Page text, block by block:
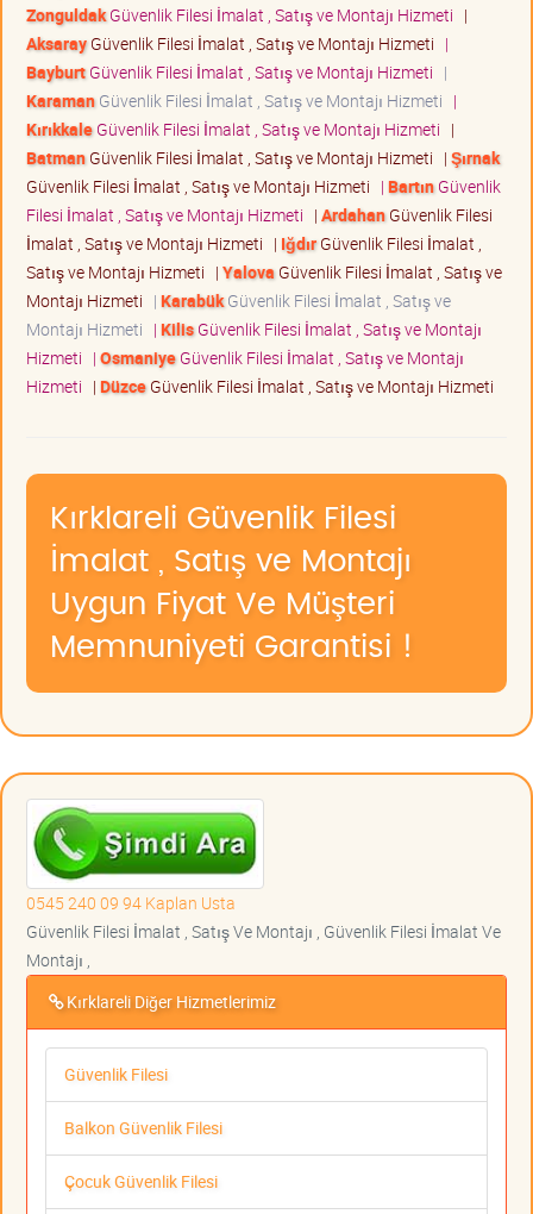
ZonguldakGüvenlik Filesi İmalat , Satış ve Montajı Hizmeti |
AksarayGüvenlik Filesi İmalat , Satış ve Montajı Hizmeti |
BayburtGüvenlik Filesi İmalat , Satış ve Montajı Hizmeti |
KaramanGüvenlik Filesi İmalat , Satış ve Montajı Hizmeti |
KırıkkaleGüvenlik Filesi İmalat , Satış ve Montajı Hizmeti |
BatmanGüvenlik Filesi İmalat , Satış ve Montajı Hizmeti | Şırnak
Güvenlik Filesi İmalat , Satış ve Montajı Hizmeti | BartınGüvenlik
Filesi İmalat , Satış ve Montajı Hizmeti | ArdahanGüvenlik Filesi
İmalat , Satış ve Montajı Hizmeti | IğdırGüvenlik Filesi İmalat ,
Satış ve Montajı Hizmeti | Yalova Güvenlik Filesi İmalat , Satış ve
Montajı Hizmeti | KarabükGüvenlik Filesi İmalat , Satış ve
Montajı Hizmeti | KilisGüvenlik Filesi İmalat , Satış ve Montajı
Hizmeti | OsmaniyeGüvenlik Filesi İmalat , Satış ve Montajı
Hizmeti | DüzceGüvenlik Filesi İmalat , Satış ve Montajı Hizmeti
Kırklareli Güvenlik Filesi
İmalat , Satış ve Montajı
Uygun Fiyat Ve Müşteri
Memnuniyeti Garantisi !
0545 240 09 94 Kaplan Usta
Güvenlik Filesi İmalat , Satış Ve Montajı , Güvenlik Filesi İmalat Ve
Montajı ,
Kırklareli Diğer Hizmetlerimiz
Güvenlik Filesi
Balkon Güvenlik Filesi
Çocuk Güvenlik Filesi